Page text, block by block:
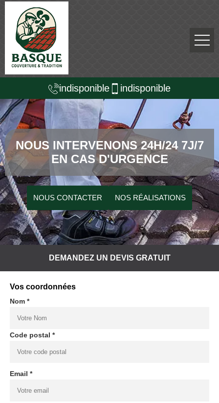
indisponible indisponible
NOUS INTERVENONS 24H/24 7J/7
EN CAS D'URGENCE
NOUS CONTACTER NOS RÉALISATIONS
DEMANDEZ UN DEVIS GRATUIT
Vos coordonnées
Nom *
Code postal *
Email *